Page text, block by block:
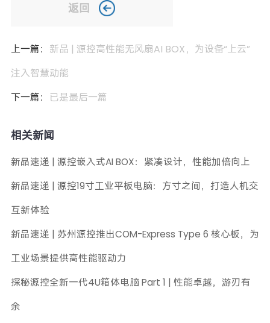
返回
上一篇： 新品 | 源控高性能无风扇AI BOX，为设备“上云”
注入智慧动能
下一篇： 已是最后一篇
相关新闻
新品速递 | 源控嵌入式AI BOX：紧凑设计，性能加倍向上
新品速递 | 源控19寸工业平板电脑：方寸之间，打造人机交
互新体验
新品速递 | 苏州源控推出COM-Express Type 6 核心板，为
工业场景提供高性能驱动力
探秘源控全新一代4U箱体电脑 Part 1 | 性能卓越，游刃有
余